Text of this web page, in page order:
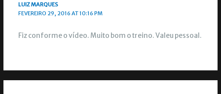
LUIZ MARQUES
FEVEREIRO 29, 2016 AT 10:16 PM
Fiz conforme o vídeo. Muito bom o treino. Valeu pessoal.